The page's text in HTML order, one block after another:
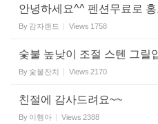
안녕하세요^^ 펜션무료로
By 감자랜드 Views 1758
숯불 높낮이 조절 스텐 그릴
By 숯불잔치 Views 2170
친절에 감사드려요~~
By 이행아 Views 2388